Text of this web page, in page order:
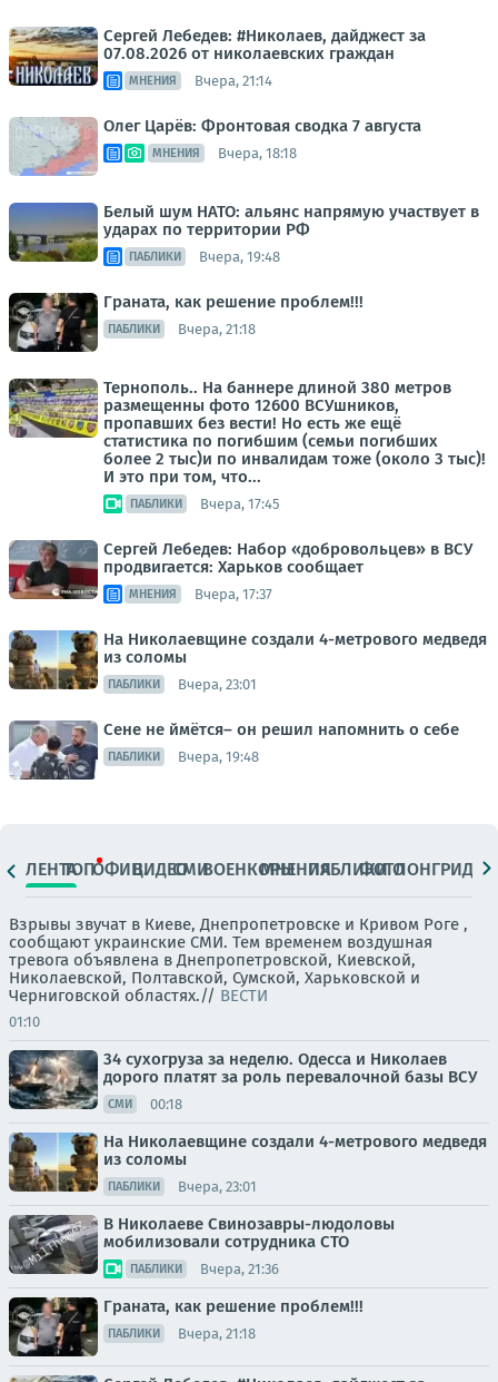
Сергей Лебедев: #Николаев, дайджест за
07.08.2026 от николаевских граждан
МНЕНИЯ Вчера, 21:14
Олег Царёв: Фронтовая сводка 7 августа
МНЕНИЯ Вчера, 18:18
Белый шум НАТО: альянс напрямую участвует в
ударах по территории РФ
ПАБЛИКИ Вчера, 19:48
Граната, как решение проблем!!!
ПАБЛИКИ Вчера, 21:18
Тернополь.. На баннере длиной 380 метров
размещенны фото 12600 ВСУшников,
пропавших без вести! Но есть же ещё
статистика по погибшим (семьи погибших
более 2 тыс)и по инвалидам тоже (около 3 тыс)!
И это при том, что...
ПАБЛИКИ Вчера, 17:45
Сергей Лебедев: Набор «добровольцев» в ВСУ
продвигается: Харьков сообщает
МНЕНИЯ Вчера, 17:37
На Николаевщине создали 4-метрового медведя
из соломы
ПАБЛИКИ Вчера, 23:01
Сене не ймётся– он решил напомнить о себе
ПАБЛИКИ Вчера, 19:48
ЛЕНТАТОПОФИЦ.ВИДЕОСМИВОЕНКОРЫМНЕНИЯПАБЛИКИ
ФОТОЛОНГРИДЫ
Взрывы звучат в Киеве, Днепропетровске и Кривом Роге ,
сообщают украинские СМИ. Тем временем воздушная
тревога объявлена в Днепропетровской, Киевской,
Николаевской, Полтавской, Сумской, Харьковской и
Черниговской областях.// ВЕСТИ
01:10
34 сухогруза за неделю. Одесса и Николаев
дорого платят за роль перевалочной базы ВСУ
СМИ 00:18
На Николаевщине создали 4-метрового медведя
из соломы
ПАБЛИКИ Вчера, 23:01
В Николаеве Свинозавры-людоловы
мобилизовали сотрудника СТО
ПАБЛИКИ Вчера, 21:36
Граната, как решение проблем!!!
ПАБЛИКИ Вчера, 21:18